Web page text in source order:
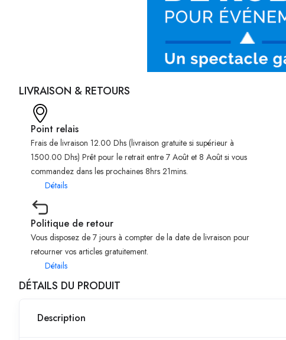
LIVRAISON & RETOURS
Point relais
Frais de livraison 12.00 Dhs (livraison gratuite si supérieur à
1500.00 Dhs) Prêt pour le retrait entre 7 Août et 8 Août si vous
commandez dans les prochaines 8hrs 21mins.
Détails
Politique de retour
Vous disposez de 7 jours à compter de la date de livraison pour
retourner vos articles gratuitement.
Détails
DÉTAILS DU PRODUIT
Description